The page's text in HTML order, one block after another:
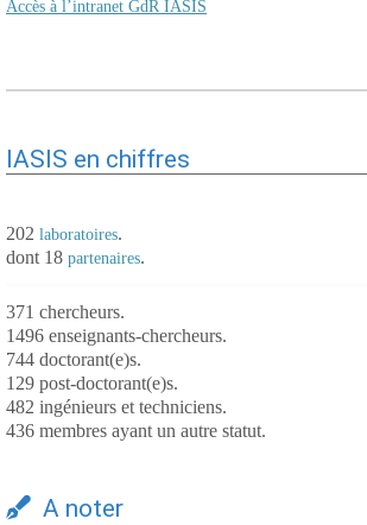
Accès à l’intranet GdR IASIS
IASIS en chiffres
202 laboratoires.
dont 18 partenaires.
371 chercheurs.
1496 enseignants-chercheurs.
744 doctorant(e)s.
129 post-doctorant(e)s.
482 ingénieurs et techniciens.
436 membres ayant un autre statut.
A noter